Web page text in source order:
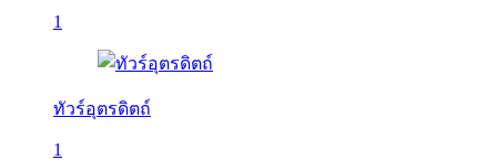
1
ทัวร์อุตรดิตถ์
1